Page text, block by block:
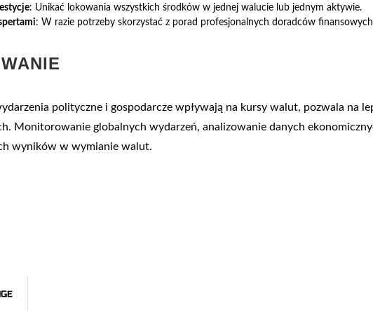
: Unikać lokowania wszystkich środków w jednej walucie lub jednym aktywie.
: W razie potrzeby skorzystać z porad profesjonalnych doradców
polityczne i gospodarcze wpływają na kursy walut, pozwala na
Monitorowanie globalnych wydarzeń, analizowanie danych
wyników w wymianie walut.